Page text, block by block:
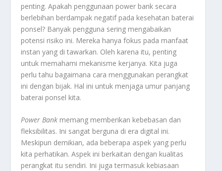
penting. Apakah penggunaan power bank secara
berlebihan berdampak negatif pada kesehatan baterai
ponsel? Banyak pengguna sering mengabaikan
potensi risiko ini. Mereka hanya fokus pada manfaat
instan yang di tawarkan. Oleh karena itu, penting
untuk memahami mekanisme kerjanya. Kita juga
perlu tahu bagaimana cara menggunakan perangkat
ini dengan bijak. Hal ini untuk menjaga umur panjang
baterai ponsel kita.
Power Bank memang memberikan kebebasan dan
fleksibilitas. Ini sangat berguna di era digital ini.
Meskipun demikian, ada beberapa aspek yang perlu
kita perhatikan. Aspek ini berkaitan dengan kualitas
perangkat itu sendiri. Ini juga termasuk kebiasaan